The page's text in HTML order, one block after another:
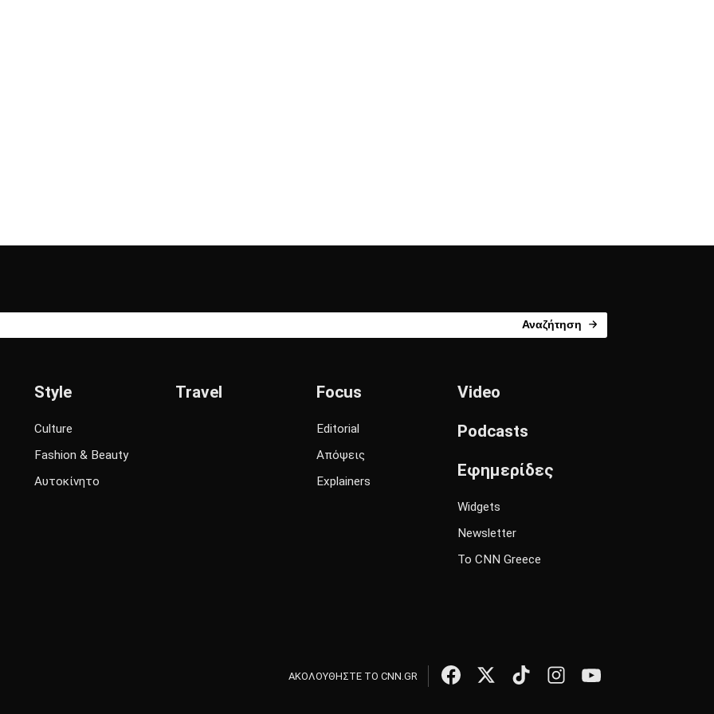
Αναζήτηση
Style
Culture
Fashion & Beauty
Αυτοκίνητο
Travel Focus
Editorial
Απόψεις
Explainers
Video
Podcasts
Εφημερίδες
Widgets
Newsletter
Το CNN Greece
ΑΚΟΛΟΥΘΗΣΤΕ ΤΟ CNN.GR